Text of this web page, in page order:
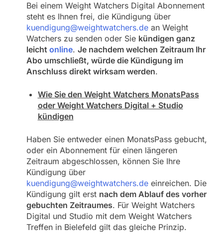
Bei einem Weight Watchers Digital Abonnement
steht es Ihnen frei, die Kündigung über
kuendigung@weightwatchers.dean Weight
Watchers zu senden oder Sie kündigen ganz
leicht online. Je nachdem welchen Zeitraum Ihr
Abo umschließt, würde die Kündigung im
Anschluss direkt wirksam werden.
Wie Sie den Weight Watchers MonatsPass
oder Weight Watchers Digital + Studio
kündigen
Haben Sie entweder einen MonatsPass gebucht,
oder ein Abonnement für einen längeren
Zeitraum abgeschlossen, können Sie Ihre
Kündigung über
kuendigung@weightwatchers.deeinreichen. Die
Kündigung gilt erst nach dem Ablauf des vorher
gebuchten Zeitraumes. Für Weight Watchers
Digital und Studio mit dem Weight Watchers
Treffen in Bielefeld gilt das gleiche Prinzip.